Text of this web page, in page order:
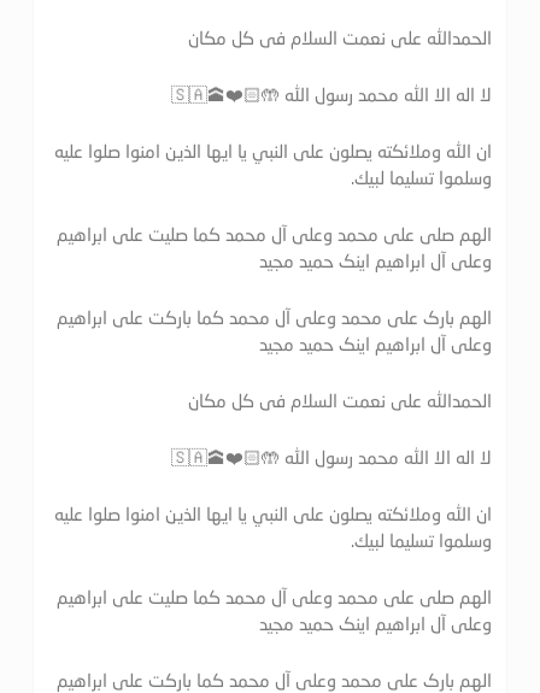
الحمدالله علی نعمت السلام فی کل مکان
لا اله الا الله محمد رسول الله 🤲🏻❤️🕋🇸🇦
ان الله وملائكته يصلون على النبي يا ايها الذين امنوا صلوا عليه
وسلموا تسليما لبيك.
الهم صلی علی محمد وعلی آل محمد کما صلیت علی ابراهیم
وعلی آل ابراهیم اینک حمید مجید
الهم بارک علی محمد وعلی آل محمد کما بارکت علی ابراهیم
وعلی آل ابراهیم اینک حمید مجید
الحمدالله علی نعمت السلام فی کل مکان
لا اله الا الله محمد رسول الله 🤲🏻❤️🕋🇸🇦
ان الله وملائكته يصلون على النبي يا ايها الذين امنوا صلوا عليه
وسلموا تسليما لبيك.
الهم صلی علی محمد وعلی آل محمد کما صلیت علی ابراهیم
وعلی آل ابراهیم اینک حمید مجید
الهم بارک علی محمد وعلی آل محمد کما بارکت علی ابراهیم